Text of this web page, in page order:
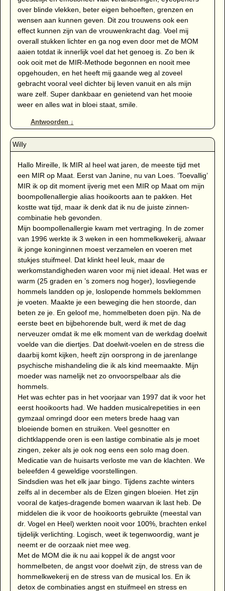
over blinde vlekken, beter eigen behoeften, grenzen en
wensen aan kunnen geven. Dit zou trouwens ook een
effect kunnen zijn van de vrouwenkracht dag. Voel mij
overall stukken lichter en ga nog even door met de MOM
aaien totdat ik innerlijk voel dat het genoeg is. Zo ben ik
ook ooit met de MIR-Methode begonnen en nooit mee
opgehouden, en het heeft mij gaande weg al zoveel
gebracht vooral veel dichter bij leven vanuit en als mijn
ware zelf. Super dankbaar en genietend van het mooie
weer en alles wat in bloei staat, smile.
Antwoorden ↓
Hallo Mireille, Ik MIR al heel wat jaren, de meeste tijd met
een MIR op Maat. Eerst van Janine, nu van Loes. ‘Toevallig’
MIR ik op dit moment ijverig met een MIR op Maat om mijn
boompollenallergie alias hooikoorts aan te pakken. Het
kostte wat tijd, maar ik denk dat ik nu de juiste zinnen-
combinatie heb gevonden.
Mijn boompollenallergie kwam met vertraging. In de zomer
van 1996 werkte ik 3 weken in een hommelkwekerij, alwaar
ik jonge koninginnen moest verzamelen en voeren met
stukjes stuifmeel. Dat klinkt heel leuk, maar de
werkomstandigheden waren voor mij niet ideaal. Het was er
warm (25 graden en ’s zomers nog hoger), losvliegende
hommels landden op je, loslopende hommels beklommen
je voeten. Maakte je een beweging die hen stoorde, dan
beten ze je. En geloof me, hommelbeten doen pijn. Na de
eerste beet en bijbehorende bult, werd ik met de dag
nerveuzer omdat ik me elk moment van de werkdag doelwit
voelde van die diertjes. Dat doelwit-voelen en de stress die
daarbij komt kijken, heeft zijn oorsprong in de jarenlange
psychische mishandeling die ik als kind meemaakte. Mijn
moeder was namelijk net zo onvoorspelbaar als die
hommels.
Het was echter pas in het voorjaar van 1997 dat ik voor het
eerst hooikoorts had. We hadden musicalrepetities in een
gymzaal omringd door een meters brede haag van
bloeiende bomen en struiken. Veel gesnotter en
dichtklappende oren is een lastige combinatie als je moet
zingen, zeker als je ook nog eens een solo mag doen.
Medicatie van de huisarts verloste me van de klachten. We
beleefden 4 geweldige voorstellingen.
Sindsdien was het elk jaar bingo. Tijdens zachte winters
zelfs al in december als de Elzen gingen bloeien. Het zijn
vooral de katjes-dragende bomen waarvan ik last heb. De
middelen die ik voor de hooikoorts gebruikte (meestal van
dr. Vogel en Heel) werkten nooit voor 100%, brachten enkel
tijdelijk verlichting. Logisch, weet ik tegenwoordig, want je
neemt er de oorzaak niet mee weg.
Met de MOM die ik nu aai koppel ik de angst voor
hommelbeten, de angst voor doelwit zijn, de stress van de
hommelkwekerij en de stress van de musical los. En ik
detox de combinaties angst en stuifmeel en stress en